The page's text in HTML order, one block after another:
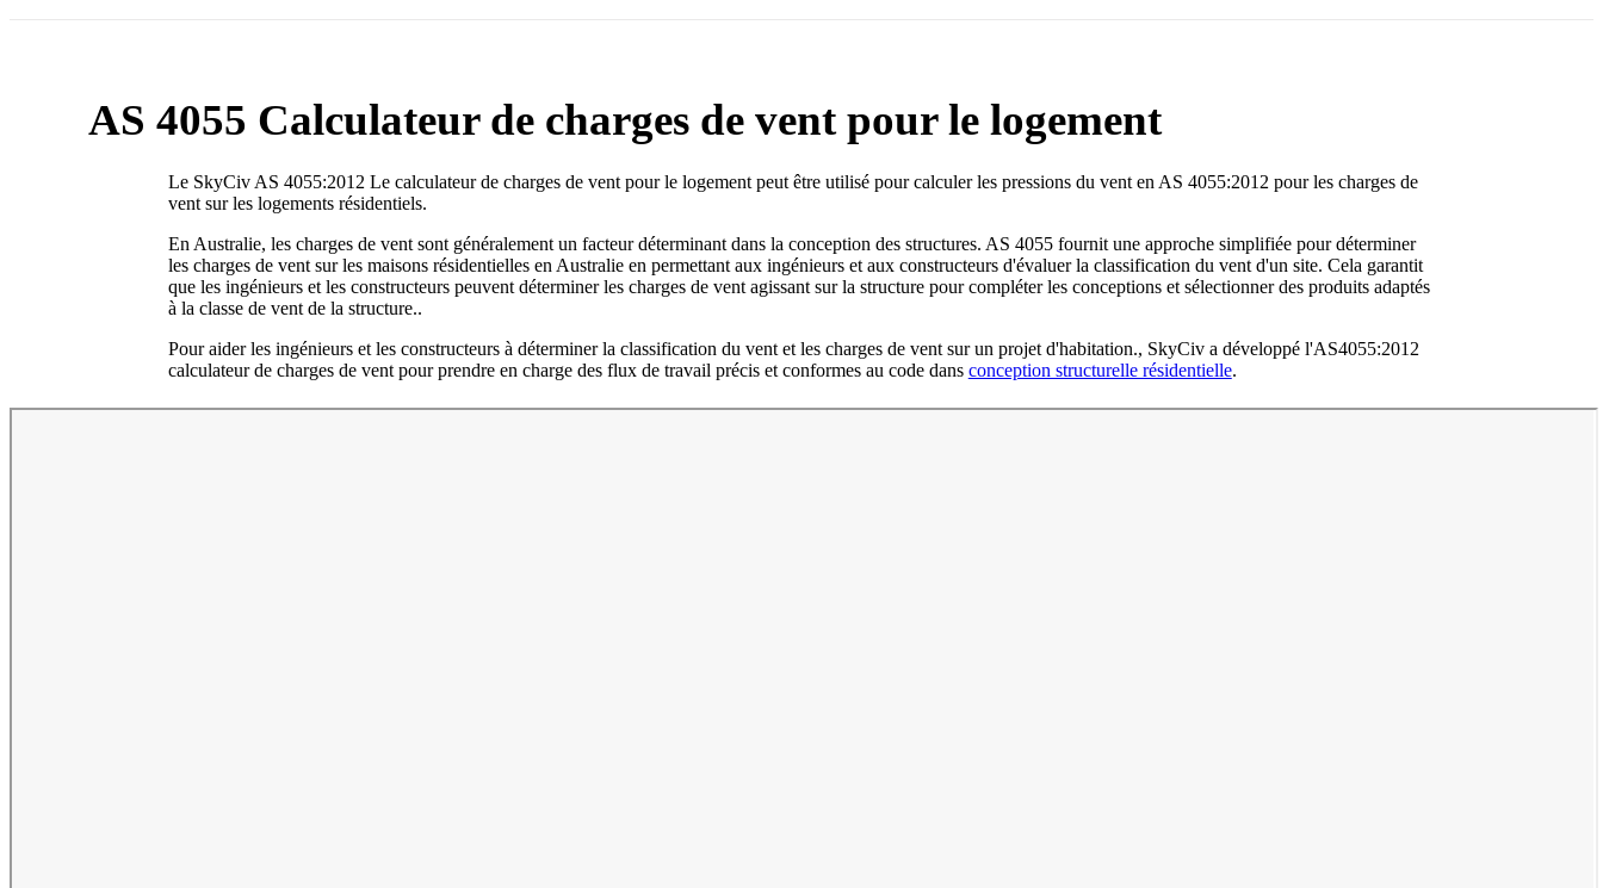
AS 4055 Calculateur de charges de vent pour le logement
Le SkyCiv AS 4055:2012 Le calculateur de charges de vent pour le logement peut être utilisé pour calculer les pressions du vent en AS 4055:2012 pour les charges de
vent sur les logements résidentiels.
En Australie, les charges de vent sont généralement un facteur déterminant dans la conception des structures. AS 4055 fournit une approche simplifiée pour déterminer
les charges de vent sur les maisons résidentielles en Australie en permettant aux ingénieurs et aux constructeurs d'évaluer la classification du vent d'un site. Cela garantit
que les ingénieurs et les constructeurs peuvent déterminer les charges de vent agissant sur la structure pour compléter les conceptions et sélectionner des produits adaptés
à la classe de vent de la structure..
Pour aider les ingénieurs et les constructeurs à déterminer la classification du vent et les charges de vent sur un projet d'habitation., SkyCiv a développé l'AS4055:2012
calculateur de charges de vent pour prendre en charge des flux de travail précis et conformes au code dans conception structurelle résidentielle.